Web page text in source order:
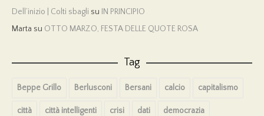
Dell’inizio | Colti sbagli su IN PRINCIPIO
Marta su OTTO MARZO, FESTA DELLE QUOTE ROSA
Tag
Beppe Grillo Berlusconi Bersani calcio capitalismo
città città intelligenti crisi dati democrazia